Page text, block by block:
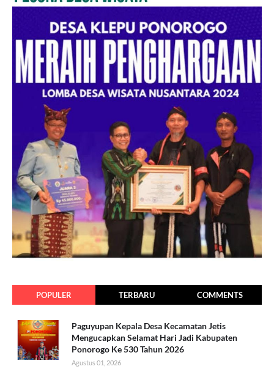
POPULER TERBARU COMMENTS
Paguyupan Kepala Desa Kecamatan Jetis
Mengucapkan Selamat Hari Jadi Kabupaten
Ponorogo Ke 530 Tahun 2026
Agustus 01, 2026